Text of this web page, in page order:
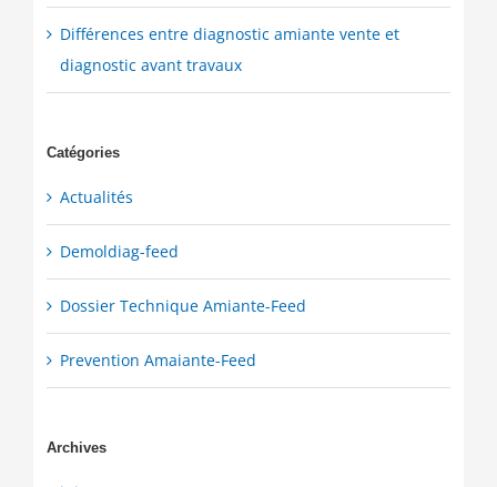
Différences entre diagnostic amiante vente et
diagnostic avant travaux
Catégories
Actualités
Demoldiag-feed
Dossier Technique Amiante-Feed
Prevention Amaiante-Feed
Archives